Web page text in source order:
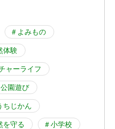
＃よみもの
体験
ャーライフ
公園遊び
ちじかん
を守る ＃小学校